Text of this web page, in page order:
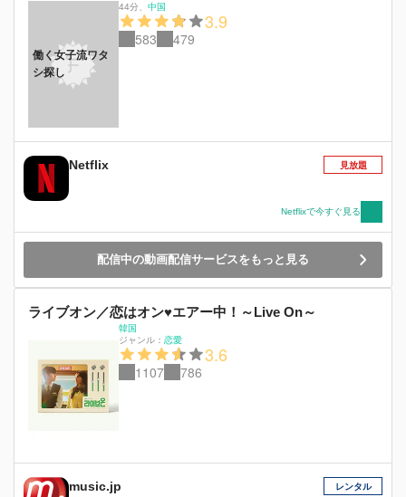
働く女子流ワタ
シ探し
44分 中国
3.9
583 479
Netflix 見放題
Netflixで今すぐ見る
配信中の動画配信サービスをもっと見る
ライブオン／恋はオン♥エアー中！～Live On～
韓国
ジャンル： 恋愛
3.6
1107 786
music.jp レンタル